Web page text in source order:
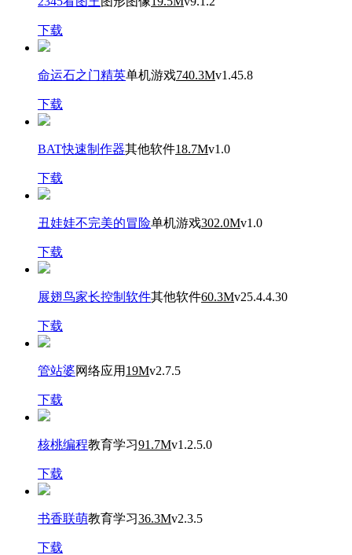
下载
命运石之门精英单机游戏740.3Mv1.45.8
下载
BAT快速制作器其他软件18.7Mv1.0
下载
丑娃娃不完美的冒险单机游戏302.0Mv1.0
下载
展翅鸟家长控制软件其他软件60.3Mv25.4.4.30
下载
管站婆网络应用 19Mv2.7.5
下载
核桃编程教育学习91.7Mv1.2.5.0
下载
书香联萌教育学习36.3Mv2.3.5
下载